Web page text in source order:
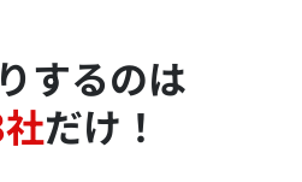
するのは
だけ！